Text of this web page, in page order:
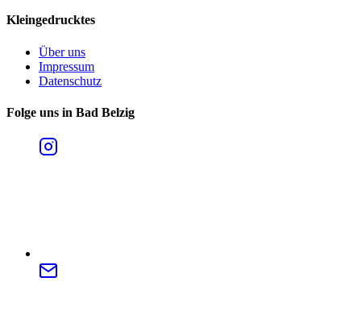
Kleingedrucktes
Über uns
Impressum
Datenschutz
Folge uns in Bad Belzig